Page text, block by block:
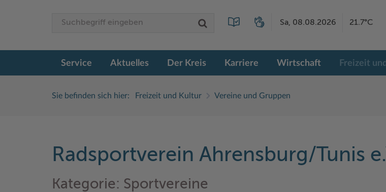
Sa, 08.08.2026 21.7°C
Service Aktuelles Der Kreis Karriere Wirtschaft Freizeit
Sie befinden sich hier: Freizeit und Kultur Vereine und Gruppen
Radsportverein Ahrensburg/Tunis
Kategorie: Sportvereine